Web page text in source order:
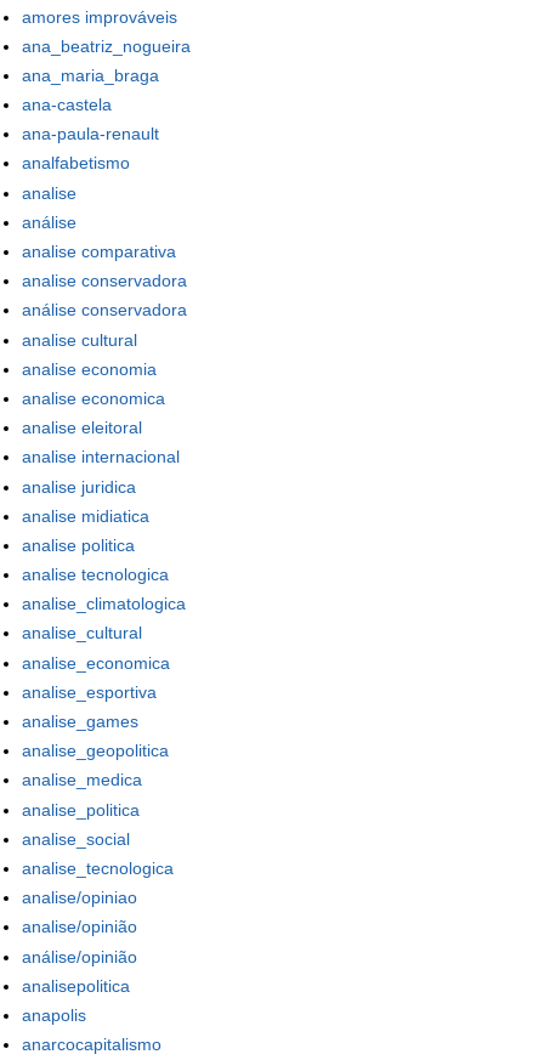
amores improváveis
ana_beatriz_nogueira
ana_maria_braga
ana-castela
ana-paula-renault
analfabetismo
analise
análise
analise comparativa
analise conservadora
análise conservadora
analise cultural
analise economia
analise economica
analise eleitoral
analise internacional
analise juridica
analise midiatica
analise politica
analise tecnologica
analise_climatologica
analise_cultural
analise_economica
analise_esportiva
analise_games
analise_geopolitica
analise_medica
analise_politica
analise_social
analise_tecnologica
analise/opiniao
analise/opinião
análise/opinião
analisepolitica
anapolis
anarcocapitalismo